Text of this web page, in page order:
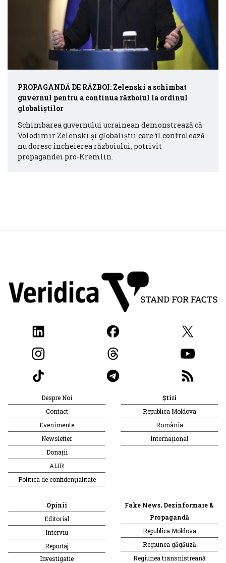
PROPAGANDĂ DE RĂZBOI: Zelenski a schimbat
guvernul pentru a continua războiul la ordinul
globaliștilor
Schimbarea guvernului ucrainean demonstrează că
Volodimir Zelenski și globaliștii care îl controlează
nu doresc încheierea războiului, potrivit
propagandei pro-Kremlin.
Despre Noi
Contact
Evenimente
Newsletter
Donații
AIJR
Politica de confidențialitate
Știri
Republica Moldova
România
Internațional
Opinii
Editorial
Interviu
Reportaj
Investigatie
Fake News, Dezinformare &
Propagandă
Republica Moldova
Regiunea găgăuză
Regiunea transnistreană